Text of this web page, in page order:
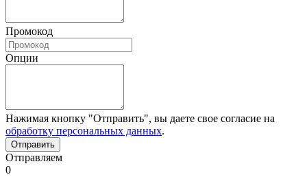
Промокод
Опции
Нажимая кнопку "Отправить", вы даете свое согласие на
обработку персональных данных.
Отправляем
0